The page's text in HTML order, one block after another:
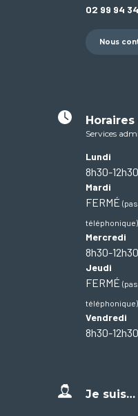
02 99 94
Nous
Services
Lundi
8h30-
Mardi
FERMÉ
téléphonique)
Mercredi
8h30-
Jeudi
FERMÉ
téléphonique)
Vendredi
8h30-
Je suis…